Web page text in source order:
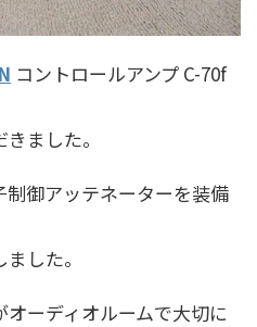
コントロールアンプ C-70f
ました。
御アッテネーターを装備
した。
ーディオルームで大切に